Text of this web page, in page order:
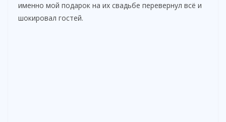
именно мой подарок на их свадьбе перевернул всё и
шокировал гостей.